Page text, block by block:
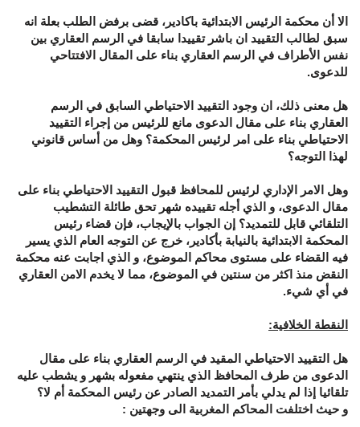
الا أن محكمة الرئيس الابتدائية باكادير، قضى برفض الطلب بعلة انه
سبق لطالب التقييد ان باشر تقييدا سابقا في الرسم العقاري بين
نفس الأطراف في الرسم العقاري بناء على المقال الافتتاحي
للدعوى.
هل معنى ذلك، ان وجود التقييد الاحتياطي السابق في الرسم
العقاري بناء على مقال الدعوى مانع للرئيس من إجراء التقييد
الاحتياطي بناء على امر لرئيس المحكمة؟ وهل من أساس قانوني
لهذا التوجه؟
وهل الامر الإداري لرئيس للمحافظ قبول التقييد الاحتياطي بناء على
مقال الدعوى، و الذي أجله تقييده شهر تحق طائلة التشطيب
التلقائي قابل للتمديد؟ إن الجواب بالإيجاب، فإن قضاء رئيس
المحكمة الابتدائية بالنيابة بأكادير، خرج عن التوجه العام الذي يسير
فيه القضاء على مستوى محاكم الموضوع، و الذي اجابت عنه محكمة
النقض منذ اكثر من سنتين في الموضوع، مما لا يخدم الامن العقاري
في أي شيء.
النقطة الخلافية:
هل التقييد الاحتياطي المقيد في الرسم العقاري بناء على مقال
الدعوى من طرف المحافظ الذي ينتهي مفعوله بشهر و يشطب عليه
تلقائيا إذا لم يدلي بأمر التمديد الصادر عن رئيس المحكمة أم لا؟
و حيث اختلفت المحاكم المغربية الى وجهتين :